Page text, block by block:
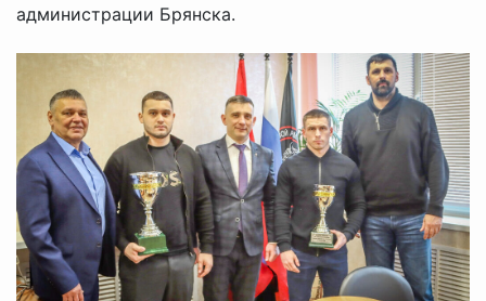
администрации Брянска.